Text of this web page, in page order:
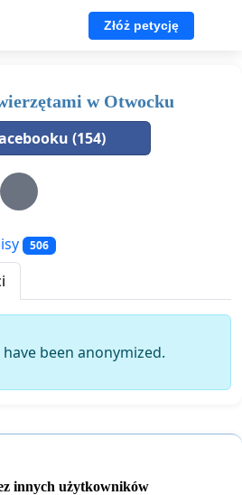
Złóż petycję
w Otwocku
(154)
506
been anonymized.
innych użytkowników